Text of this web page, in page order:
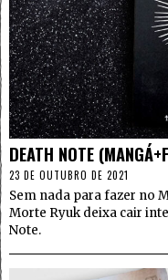
DEATH NOTE
23 DE OUTUBRO DE 2021
Sem nada para fazer no
Morte Ryuk deixa cair
Note.